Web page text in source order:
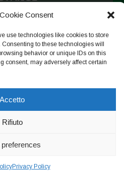
Consent
use technologies like cookies to store
to these technologies will
behavior or unique IDs on this
consent, may adversely affect certain
Accetto
Rifiuto
Privacy Policy
su Instagram
reserved.Privacy Policy-